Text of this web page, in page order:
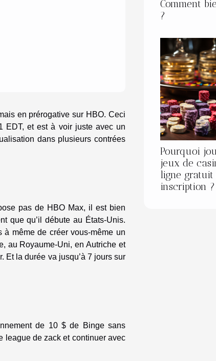
en prérogative sur HBO. Ceci
EDT, et est à voir juste avec un
dans plusieurs contrées
pas de HBO Max, il est bien
que qu’il débute au États-Unis.
même de créer vous-même un
au Royaume-Uni, en Autriche et
Et la durée va jusqu’à 7 jours sur
de 10 $ de Binge sans
league de zack et continuer avec
Comment
?
Pourquoi
jeux de
ligne gratuit
inscription ?